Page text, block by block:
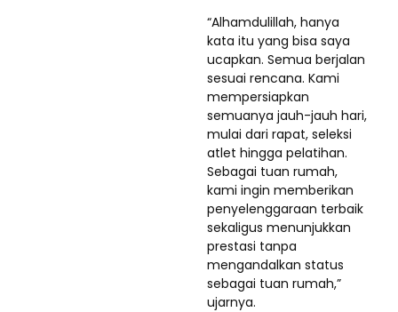
“Alhamdulillah, hanya
kata itu yang bisa saya
ucapkan. Semua berjalan
sesuai rencana. Kami
mempersiapkan
semuanya jauh-jauh hari,
mulai dari rapat, seleksi
atlet hingga pelatihan.
Sebagai tuan rumah,
kami ingin memberikan
penyelenggaraan terbaik
sekaligus menunjukkan
prestasi tanpa
mengandalkan status
sebagai tuan rumah,”
ujarnya.